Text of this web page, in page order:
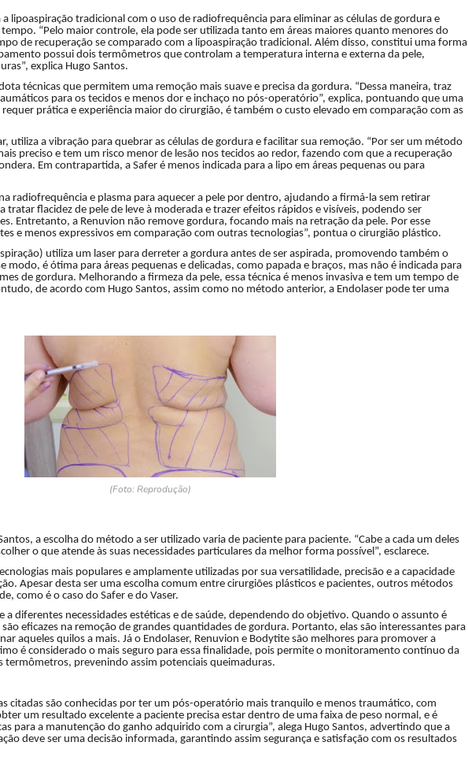
lipoaspiração tradicional com o uso de radiofrequência para eliminar as células de gordura e
“Pelo maior controle, ela pode ser utilizada tanto em áreas maiores quanto menores do
de recuperação se comparado com a lipoaspiração tradicional. Além disso, constitui uma forma
possui dois termômetros que controlam a temperatura interna e externa da pele,
explica Hugo Santos.
técnicas que permitem uma remoção mais suave e precisa da gordura. “Dessa maneira, traz
para os tecidos e menos dor e inchaço no pós-operatório”, explica, pontuando que uma
prática e experiência maior do cirurgião, é também o custo elevado em comparação com as
utiliza a vibração para quebrar as células de gordura e facilitar sua remoção. “Por ser um método
preciso e tem um risco menor de lesão nos tecidos ao redor, fazendo com que a recuperação
Em contrapartida, a Safer é menos indicada para a lipo em áreas pequenas ou para
radiofrequência e plasma para aquecer a pele por dentro, ajudando a firmá-la sem retirar
tratar flacidez de pele de leve à moderada e trazer efeitos rápidos e visíveis, podendo ser
Entretanto, a Renuvion não remove gordura, focando mais na retração da pele. Por esse
e menos expressivos em comparação com outras tecnologias”, pontua o cirurgião plástico.
utiliza um laser para derreter a gordura antes de ser aspirada, promovendo também o
modo, é ótima para áreas pequenas e delicadas, como papada e braços, mas não é indicada para
de gordura. Melhorando a firmeza da pele, essa técnica é menos invasiva e tem um tempo de
de acordo com Hugo Santos, assim como no método anterior, a Endolaser pode ter uma
(Foto: Reprodução)
a escolha do método a ser utilizado varia de paciente para paciente. “Cabe a cada um deles
o que atende às suas necessidades particulares da melhor forma possível”, esclarece.
mais populares e amplamente utilizadas por sua versatilidade, precisão e a capacidade
Apesar desta ser uma escolha comum entre cirurgiões plásticos e pacientes, outros métodos
como é o caso do Safer e do Vaser.
a diferentes necessidades estéticas e de saúde, dependendo do objetivo. Quando o assunto é
eficazes na remoção de grandes quantidades de gordura. Portanto, elas são interessantes para
aqueles quilos a mais. Já o Endolaser, Renuvion e Bodytite são melhores para promover a
é considerado o mais seguro para essa finalidade, pois permite o monitoramento contínuo da
termômetros, prevenindo assim potenciais queimaduras.
citadas são conhecidas por ter um pós-operatório mais tranquilo e menos traumático, com
um resultado excelente a paciente precisa estar dentro de uma faixa de peso normal, e é
para a manutenção do ganho adquirido com a cirurgia”, alega Hugo Santos, advertindo que a
deve ser uma decisão informada, garantindo assim segurança e satisfação com os resultados